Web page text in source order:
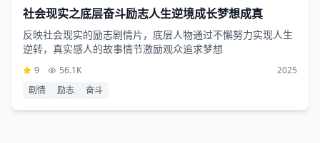
3小时10分钟
社会现实之底层奋斗励志人生逆境成长梦想成真
反映社会现实的励志剧情片，底层人物通过不懈努力实现人生
逆转，真实感人的故事情节激励观众追求梦想
9 56.1K
2025
剧情
励志 奋斗